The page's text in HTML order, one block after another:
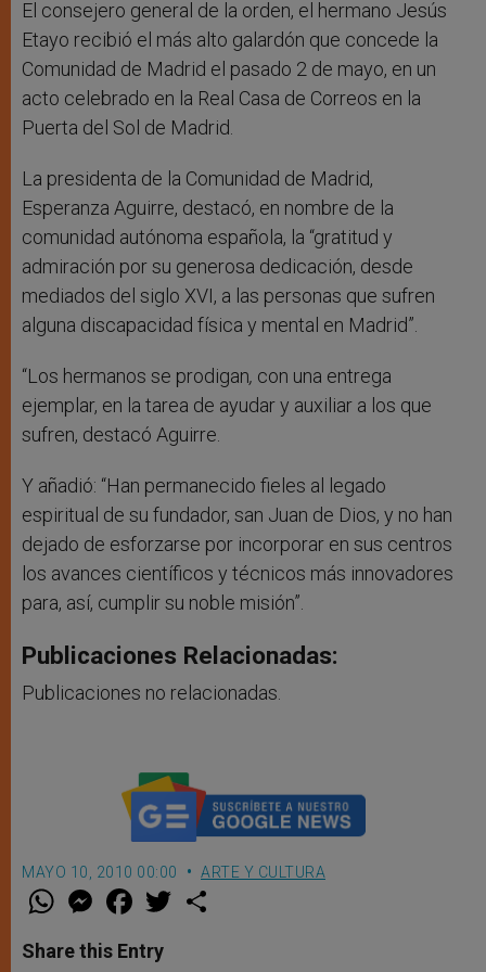
El consejero general de la orden, el hermano Jesús
Etayo recibió el más alto galardón que concede la
Comunidad de Madrid el pasado 2 de mayo, en un
acto celebrado en la Real Casa de Correos en la
Puerta del Sol de Madrid.
La presidenta de la Comunidad de Madrid,
Esperanza Aguirre, destacó, en nombre de la
comunidad autónoma española, la “gratitud y
admiración por su generosa dedicación, desde
mediados del siglo XVI, a las personas que sufren
alguna discapacidad física y mental en Madrid”.
“Los hermanos se prodigan, con una entrega
ejemplar, en la tarea de ayudar y auxiliar a los que
sufren, destacó Aguirre.
Y añadió: “Han permanecido fieles al legado
espiritual de su fundador, san Juan de Dios, y no han
dejado de esforzarse por incorporar en sus centros
los avances científicos y técnicos más innovadores
para, así, cumplir su noble misión”.
Publicaciones Relacionadas:
Publicaciones no relacionadas.
MAYO 10, 2010 00:00 ARTE Y CULTURA
W
t
s
M
e
s
e
F
a
e
b
w
Share this Entry